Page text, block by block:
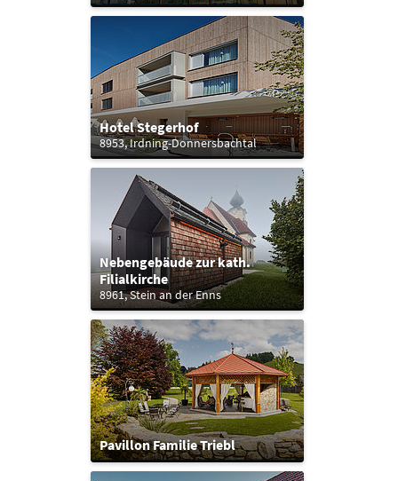
Hotel Stegerhof
8953, Irdning-Donnersbachtal
Nebengebäude zur kath.
Filialkirche
8961, Stein an der Enns
Pavillon Familie Triebl